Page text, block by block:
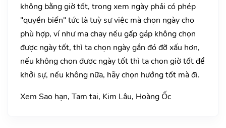
không bằng giờ tốt, trong xem ngày phải có phép
"quyền biến" tức là tuỳ sự việc mà chọn ngày cho
phù hợp, ví như ma chay nếu gấp gáp không chọn
được ngày tốt, thì ta chọn ngày gần đó đỡ xấu hơn,
nếu không chọn được ngày tốt thì ta chọn giờ tốt để
khởi sự, nếu không nữa, hãy chọn hướng tốt mà đi.
Xem Sao hạn, Tam tai, Kim Lâu, Hoàng Ốc